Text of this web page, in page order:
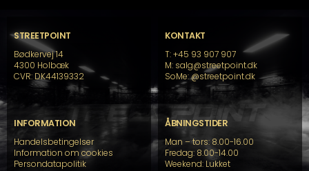
STREETPOINT
Bødkervej 14
4300 Holbæk
CVR: DK44139332
KONTAKT
T: +45 93 907 907
M: salg@streetpoint.dk
SoMe:@streetpoint.dk
INFORMATION
Handelsbetingelser
Information om cookies
Persondatapolitik
ÅBNINGSTIDER
Man – tors: 8.00-16.00
Fredag: 8.00-14.00
Weekend: Lukket